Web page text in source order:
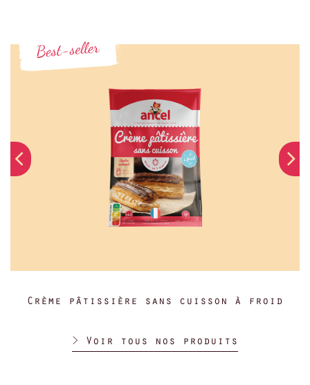
Crème pâtissière sans cuisson à froid
> Voir tous nos produits